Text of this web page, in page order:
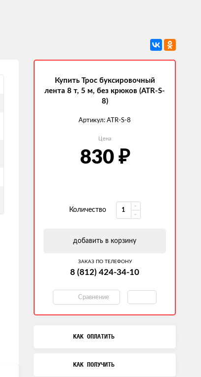
Купить Трос буксировочный
лента 8 т, 5 м, без крюков (ATR-S-
8)
Артикул: ATR-S-8
Цена
830 ₽
Количество
добавить в корзину
ЗАКАЗ ПО ТЕЛЕФОНУ
8 (812) 424-34-10
Сравнение
КАК ОПЛАТИТЬ
КАК ПОЛУЧИТЬ